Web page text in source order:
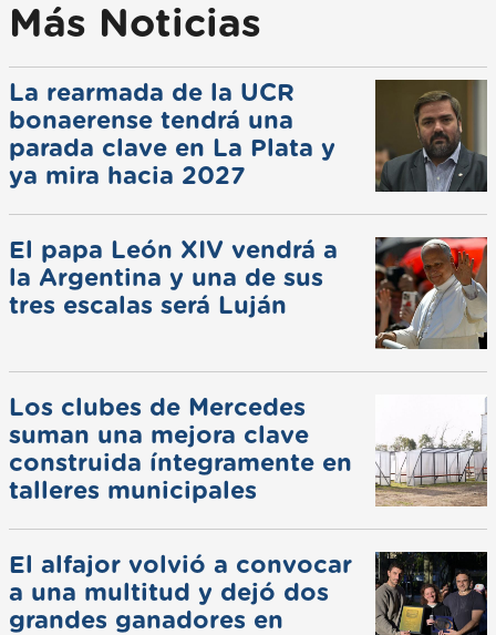
Más Noticias
La rearmada de la UCR
bonaerense tendrá una
parada clave en La Plata y
ya mira hacia 2027
El papa León XIV vendrá a
la Argentina y una de sus
tres escalas será Luján
Los clubes de Mercedes
suman una mejora clave
construida íntegramente en
talleres municipales
El alfajor volvió a convocar
a una multitud y dejó dos
grandes ganadores en